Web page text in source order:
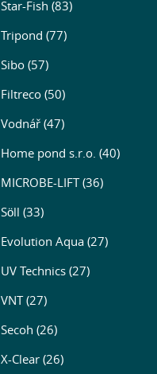
Star-Fish (83)
Tripond (77)
Sibo (57)
Filtreco (50)
Vodnář (47)
Home pond s.r.o. (40)
MICROBE-LIFT (36)
Söll (33)
Evolution Aqua (27)
UV Technics (27)
VNT (27)
Secoh (26)
X-Clear (26)